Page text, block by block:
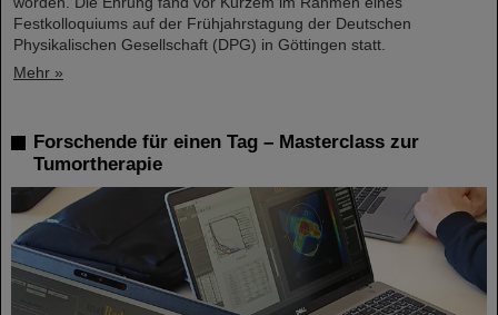
Festkolloquiums auf der Frühjahrstagung der Deutschen
Physikalischen Gesellschaft (DPG) in Göttingen statt.
Mehr »
Forschende für einen Tag – Masterclass zur
Tumortherapie